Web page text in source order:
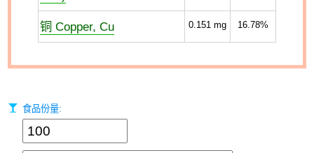
铜 Copper, Cu 0.151 mg 16.78%
食品份量: